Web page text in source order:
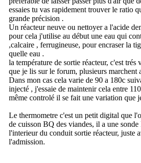
essaies tu vas rapidement trouver le ratio
grande précision .
Un réacteur neuve ou nettoyer a l'acide
pour cela j'utilise au début une eau qui
,calcaire , ferrugineuse, pour encraser la
quelle eau .
la température de sortie réacteur, c'est trés
que je lis sur le forum, plusieurs marchent
Dans mon cas cela varie de 90 a 180c
injecté , j'essaie de maintenir cela entre
même controlé il se fait une variation que
Le thermometre c'est un petit digital que
de cuisson BQ des viandes, il a une
l'interieur du conduit sortie réacteur, juste
l'admission.